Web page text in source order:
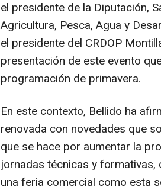
el presidente de la Diputación,
Agricultura, Pesca, Agua y
el presidente del CRDOP
presentación de este evento
programación de primavera.
En este contexto, Bellido ha
renovada con novedades que
que se hace por aumentar la
jornadas técnicas y
una feria comercial como esta